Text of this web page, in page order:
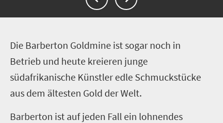
Die Barberton Goldmine ist sogar noch in
Betrieb und heute kreieren junge
südafrikanische Künstler edle Schmuckstücke
aus dem ältesten Gold der Welt.
Barberton ist auf jeden Fall ein lohnendes